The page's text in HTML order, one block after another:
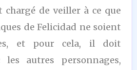
chargé de veiller à ce que
de Felicidad ne soient
et pour cela, il doit
les autres personnages,